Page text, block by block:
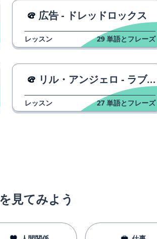
広告 - ドレッドロックス
レッスン 29 単語とフレーズ
リル・アンジェロ - ラブ・イズ・ゴーン
レッスン 27 単語とフレーズ
見てみよう